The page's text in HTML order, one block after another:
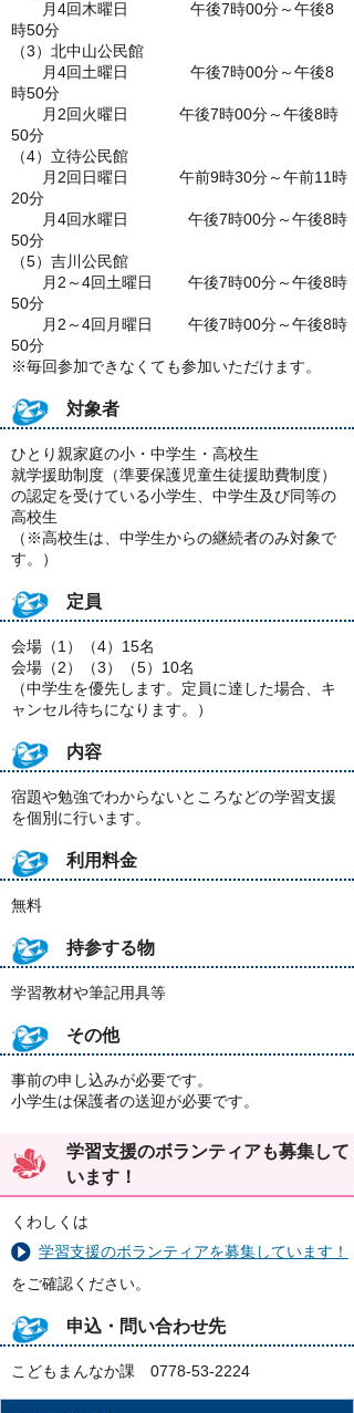
月4回木曜日 午後7時00分～午後8
時50分
（3）北中山公民館
月4回土曜日 午後7時00分～午後8
時50分
月2回火曜日 午後7時00分～午後8時
50分
（4）立待公民館
月2回日曜日 午前9時30分～午前11時
20分
月4回水曜日 午後7時00分～午後8時
50分
（5）吉川公民館
月2～4回土曜日 午後7時00分～午後8時
50分
月2～4回月曜日 午後7時00分～午後8時
50分
※毎回参加できなくても参加いただけます。
対象者
ひとり親家庭の小・中学生・高校生
就学援助制度（準要保護児童生徒援助費制度）
の認定を受けている小学生、中学生及び同等の
高校生
（※高校生は、中学生からの継続者のみ対象で
す。）
定員
会場（1）（4）15名
会場（2）（3）（5）10名
（中学生を優先します。定員に達した場合、キ
ャンセル待ちになります。）
内容
宿題や勉強でわからないところなどの学習支援
を個別に行います。
利用料金
無料
持参する物
学習教材や筆記用具等
その他
事前の申し込みが必要です。
小学生は保護者の送迎が必要です。
学習支援のボランティアも募集して
います！
くわしくは
学習支援のボランティアを募集しています！
をご確認ください。
申込・問い合わせ先
こどもまんなか課 0778-53-2224